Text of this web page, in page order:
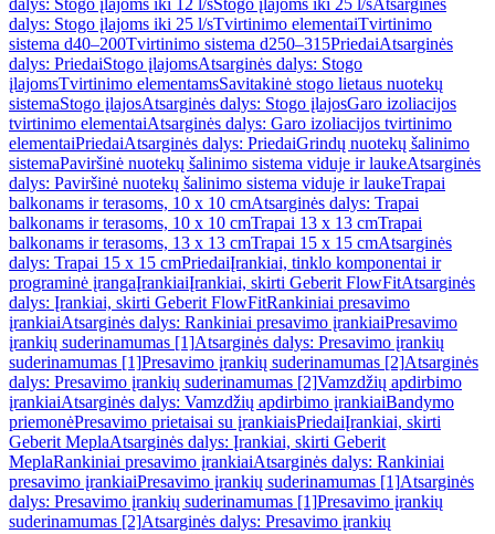
dalys: Stogo įlajoms iki 12 l/sStogo įlajoms iki 25 l/sAtsarginės
dalys: Stogo įlajoms iki 25 l/sTvirtinimo elementaiTvirtinimo
sistema d40–200Tvirtinimo sistema d250–315PriedaiAtsarginės
dalys: PriedaiStogo įlajomsAtsarginės dalys: Stogo
įlajomsTvirtinimo elementamsSavitakinė stogo lietaus nuotekų
sistemaStogo įlajosAtsarginės dalys: Stogo įlajosGaro izoliacijos
tvirtinimo elementaiAtsarginės dalys: Garo izoliacijos tvirtinimo
elementaiPriedaiAtsarginės dalys: PriedaiGrindų nuotekų šalinimo
sistemaPaviršinė nuotekų šalinimo sistema viduje ir laukeAtsarginės
dalys: Paviršinė nuotekų šalinimo sistema viduje ir laukeTrapai
balkonams ir terasoms, 10 x 10 cmAtsarginės dalys: Trapai
balkonams ir terasoms, 10 x 10 cmTrapai 13 x 13 cmTrapai
balkonams ir terasoms, 13 x 13 cmTrapai 15 x 15 cmAtsarginės
dalys: Trapai 15 x 15 cmPriedaiĮrankiai, tinklo komponentai ir
programinė įrangaĮrankiaiĮrankiai, skirti Geberit FlowFitAtsarginės
dalys: Įrankiai, skirti Geberit FlowFitRankiniai presavimo
įrankiaiAtsarginės dalys: Rankiniai presavimo įrankiaiPresavimo
įrankių suderinamumas [1]Atsarginės dalys: Presavimo įrankių
suderinamumas [1]Presavimo įrankių suderinamumas [2]Atsarginės
dalys: Presavimo įrankių suderinamumas [2]Vamzdžių apdirbimo
įrankiaiAtsarginės dalys: Vamzdžių apdirbimo įrankiaiBandymo
priemonėPresavimo prietaisai su įrankiaisPriedaiĮrankiai, skirti
Geberit MeplaAtsarginės dalys: Įrankiai, skirti Geberit
MeplaRankiniai presavimo įrankiaiAtsarginės dalys: Rankiniai
presavimo įrankiaiPresavimo įrankių suderinamumas [1]Atsarginės
dalys: Presavimo įrankių suderinamumas [1]Presavimo įrankių
suderinamumas [2]Atsarginės dalys: Presavimo įrankių